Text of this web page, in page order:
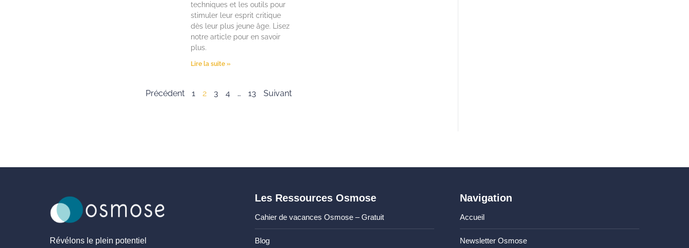
techniques et les outils pour
stimuler leur esprit critique
dès leur plus jeune âge. Lisez
notre article pour en savoir
plus.
Lire la suite »
Précédent 1 2 3 4 … 13 Suivant
Révélons le plein potentiel
Les Ressources Osmose
Cahier de vacances Osmose – Gratuit
Blog
Navigation
Accueil
Newsletter Osmose